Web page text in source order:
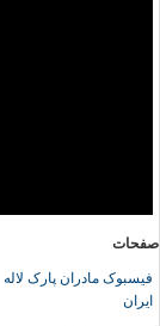
صفحات
فیسبوک مادران پارک لاله
ایران